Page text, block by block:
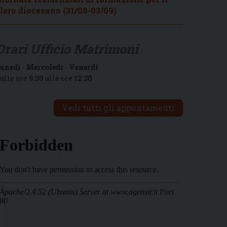
diocesano (31/08-03/09)
- Mercoledì - Venerdì
ore 9:30 alle ore 12:30
Vedi tutti gli appuntamenti